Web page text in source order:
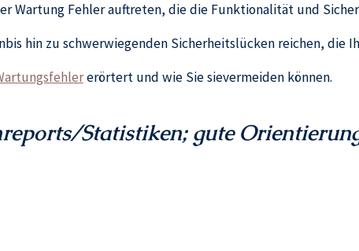
Wartung Fehler auftreten, die die Funktionalität und
hin zu schwerwiegenden Sicherheitslücken reichen, die
erörtert und wie Sie sievermeiden können.
Statistiken; gute